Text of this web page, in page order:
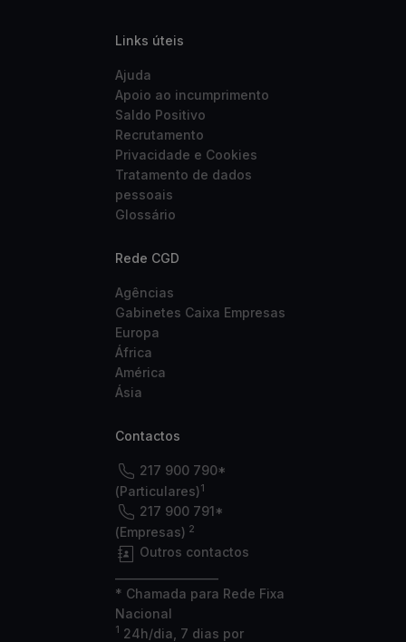
Links úteis
Ajuda
Apoio ao incumprimento
Saldo Positivo
Recrutamento
Privacidade e Cookies
Tratamento de dados
pessoais
Glossário
Rede CGD
Agências
Gabinetes Caixa Empresas
Europa
África
América
Ásia
Contactos
217 900 790*
(Particulares)1
217 900 791*
(Empresas) 2
Outros contactos
* Chamada para Rede Fixa
Nacional
1 24h/dia, 7 dias por